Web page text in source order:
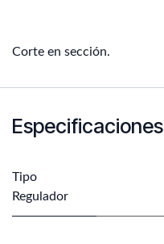
Corte en sección.
Especificaciones
Tipo
Regulador